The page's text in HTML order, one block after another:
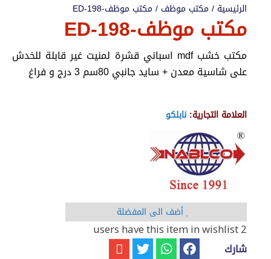
الرئيسية /مكتب موظف / مكتب موظف-ED-198
مكتب موظف-ED-198
مكتب خشب mdf اسباني قشرة لمنيت غير قابلة للخدش
على شاسية معدن + سايد جانبي 80سم 3 درج و فراغ
العلامة التجارية: نابلكو
أضف الى المفضلة
2 users
have this item in wishlist
شارك